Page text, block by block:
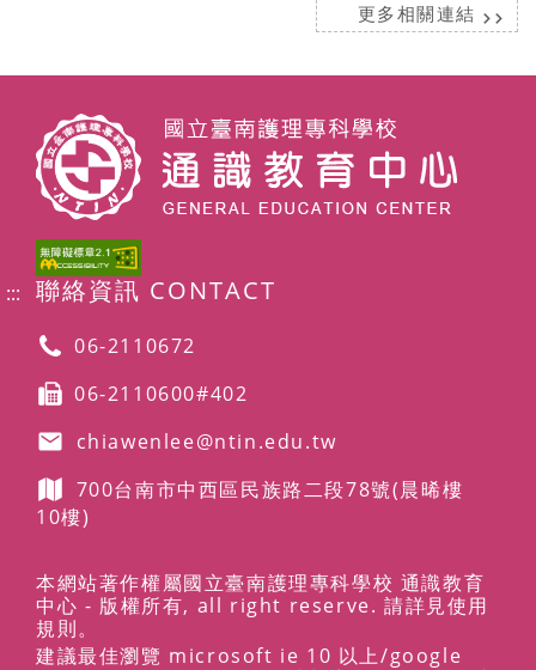
更多相關連結
::: 聯絡資訊 CONTACT
06-2110672
06-2110600#402
chiawenlee@ntin.edu.tw
700台南市中西區民族路二段78號(晨晞樓
10樓)
本網站著作權屬國立臺南護理專科學校 通識教育
中心 - 版權所有, all right reserve. 請詳見使用
規則。
建議最佳瀏覽 microsoft ie 10 以上/google